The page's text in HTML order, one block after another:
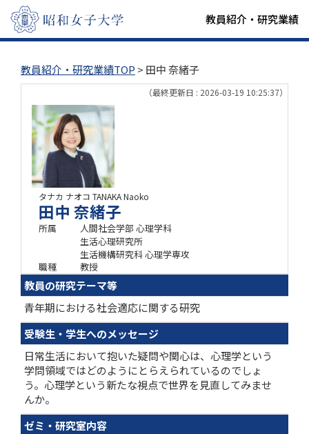
教員紹介・研究業績
教員紹介・研究業績TOP > 田中 奈緒子
（最終更新日 : 2026-03-19 10:25:37）
タナカ ナオコ TANAKA Naoko
田中 奈緒子
所属
人間社会学部 心理学科
生活心理研究所
生活機構研究科 心理学専攻
職種
教授
教員の研究テーマ等
青年期における社会適応に関する研究
受験生・学生へのメッセージ
日常生活において抱いた疑問や関心は、心理学という
学問領域ではどのようにとらえられているのでしょ
う。心理学という新たな視点で世界を見直してみませ
んか。
ゼミ・研究室内容